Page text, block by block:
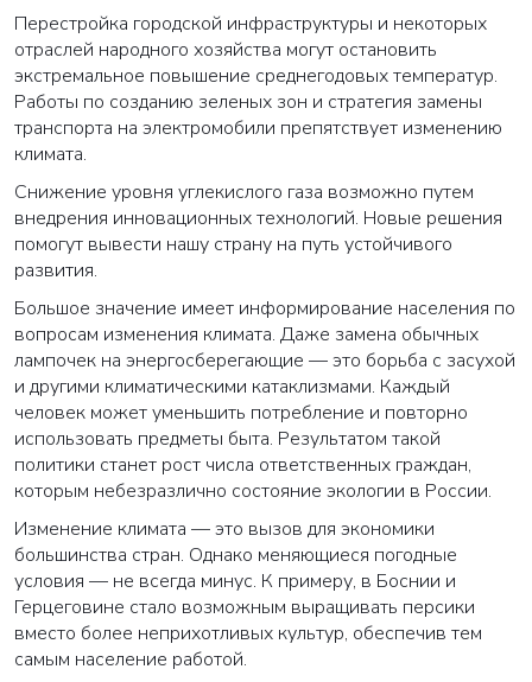
Перестройка городской инфраструктуры и некоторых
отраслей народного хозяйства могут остановить
экстремальное повышение среднегодовых температур.
Работы по созданию зеленых зон и стратегия замены
транспорта на электромобили препятствует изменению
климата.
Снижение уровня углекислого газа возможно путем
внедрения инновационных технологий. Новые решения
помогут вывести нашу страну на путь устойчивого
развития.
Большое значение имеет информирование населения по
вопросам изменения климата. Даже замена обычных
лампочек на энергосберегающие — это борьба с засухой
и другими климатическими катаклизмами. Каждый
человек может уменьшить потребление и повторно
использовать предметы быта. Результатом такой
политики станет рост числа ответственных граждан,
которым небезразлично состояние экологии в России.
Изменение климата — это вызов для экономики
большинства стран. Однако меняющиеся погодные
условия — не всегда минус. К примеру, в Боснии и
Герцеговине стало возможным выращивать персики
вместо более неприхотливых культур, обеспечив тем
самым население работой.
ВАША ЗАЯВКА ОТПРАВЛЕНА
в ближайшее время наши менеджеры